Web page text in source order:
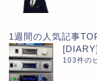
1週間の人気記事
103件の